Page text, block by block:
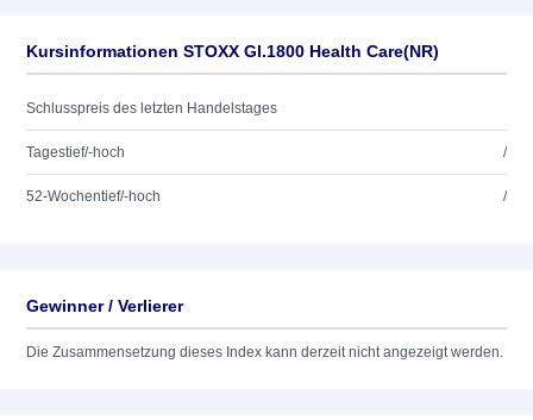
Kursinformationen STOXX Gl.1800 Health Care(NR)
Schlusspreis des letzten Handelstages
Tagestief/-hoch /
52-Wochentief/-hoch /
Gewinner / Verlierer
Die Zusammensetzung dieses Index kann derzeit nicht angezeigt werden.